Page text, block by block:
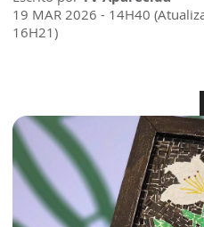
19 MAR 2026 - 14H40
16H21)